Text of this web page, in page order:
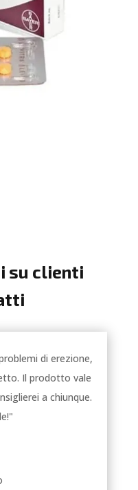
su clienti
di erezione,
Il prodotto vale
a chiunque.